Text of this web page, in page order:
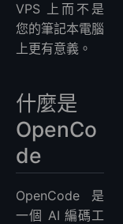
VPS 上而不是
您的筆記本電腦
上更有意義。
什麼是
OpenCo
de
OpenCode 是
一個 AI 編碼工